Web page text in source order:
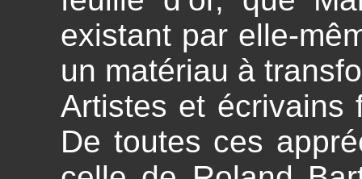
existant par elle-
un matériau à
Artistes et écrivains
De toutes ces